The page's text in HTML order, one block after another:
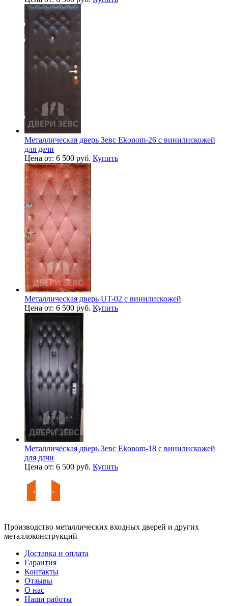
Металлическая дверь Зевс Ekonom-26 с винилискожей
для дачи
Цена от: 6 500 руб. Купить
Металлическая дверь UT-02 с винилискожей
Цена от: 6 500 руб. Купить
Металлическая дверь Зевс Ekonom-18 с винилискожей
для дачи
Цена от: 6 500 руб. Купить
Производство металлических входных дверей и других
металлоконструкций
Доставка и оплата
Гарантия
Контакты
Отзывы
О нас
Наши работы